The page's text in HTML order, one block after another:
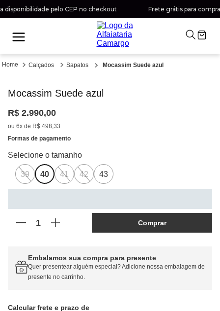
pelo CEP no checkout Frete grátis para
Calçados Sapatos Mocassim Suede azul
Mocassim Suede azul
R$ 2.990,00
ou 6x de R$ 498,33
Formas de pagamento
39 40 41 42 43
Comprar
Embalamos sua compra para presente
Quer presentear alguém especial? Adicione nossa embalagem de
presente no carrinho.
Calcular frete